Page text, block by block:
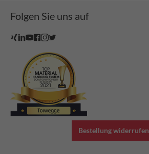
Folgen Sie uns auf
Bestellung widerrufen